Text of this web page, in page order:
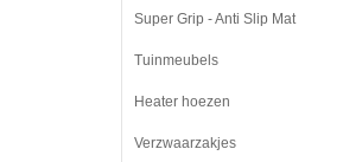
Super Grip - Anti Slip Mat
Tuinmeubels
Heater hoezen
Verzwaarzakjes